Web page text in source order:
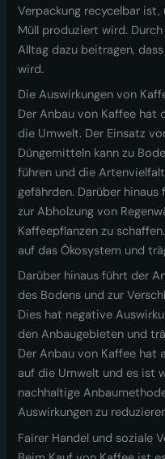
Verpackung recycelbar
Müll produziert wird.
Alltag dazu beitragen,
wird.
Die Auswirkungen von
Der Anbau von Kaffee hat
die Umwelt. Der Einsatz
Düngemitteln kann zu
führen und die
gefährden. Darüber
zur Abholzung von
Kaffeepflanzen zu
auf das Ökosystem und
Darüber hinaus führt der
des Bodens und zur
Dies hat negative
den Anbaugebieten und
Der Anbau von Kaffee hat
auf die Umwelt und es ist
nachhaltige
Auswirkungen zu
Fairer Handel und soziale